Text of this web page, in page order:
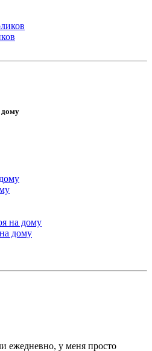
дому
ежедневно, у меня просто